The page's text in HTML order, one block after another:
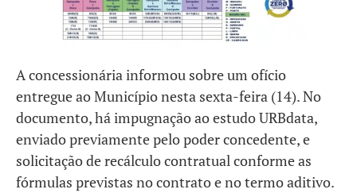
A concessionária informou sobre um ofício
entregue ao Município nesta sexta-feira (14). No
documento, há impugnação ao estudo URBdata,
enviado previamente pelo poder concedente, e
solicitação de recálculo contratual conforme as
fórmulas previstas no contrato e no termo aditivo.